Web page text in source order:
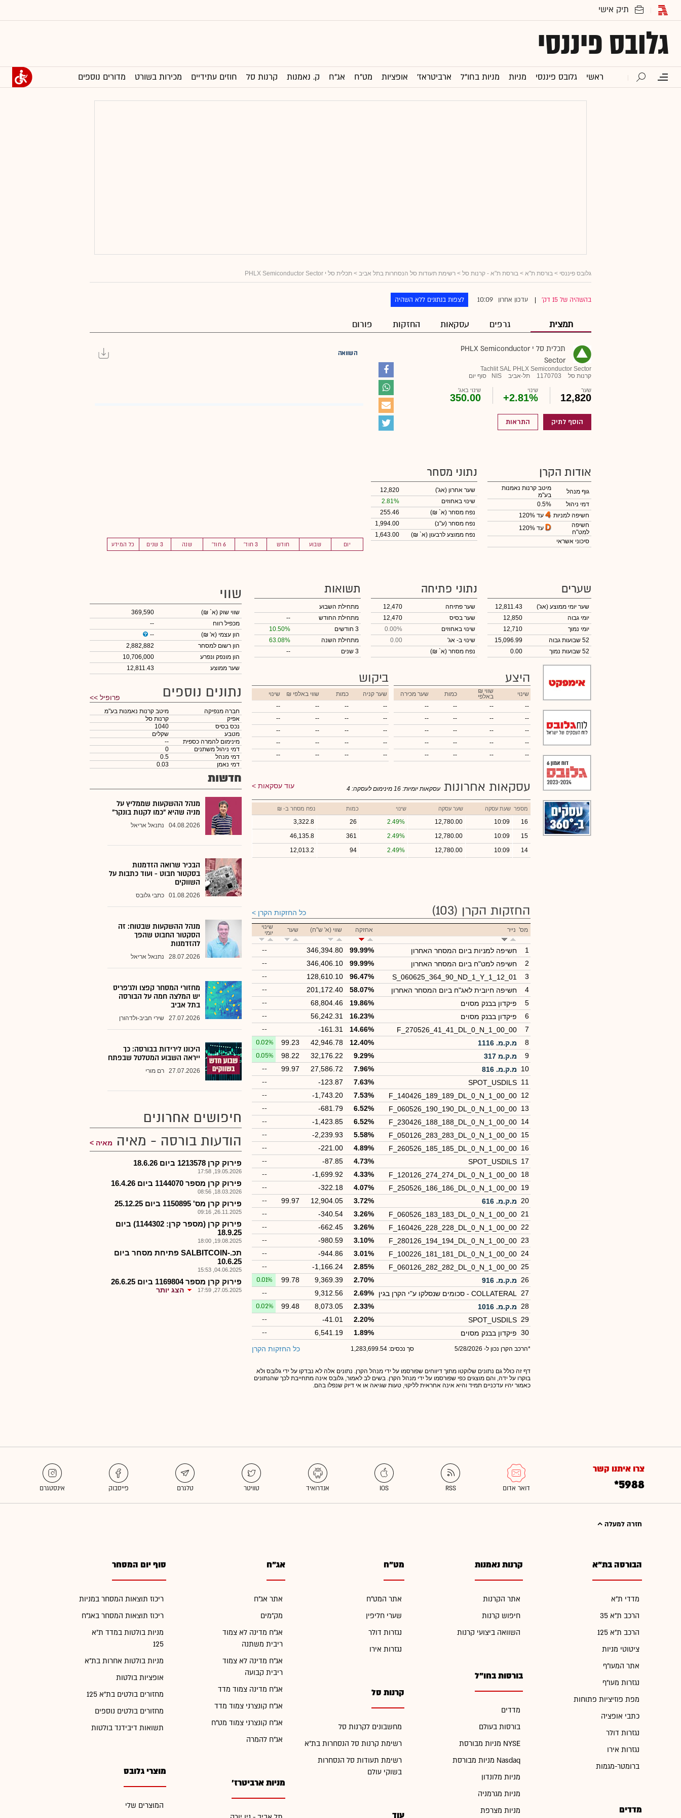
גלובס פיננסי
ראשי גלובס פיננסי מניות מניות בחו"ל ארביטראז' אופציות מט"ח אג"ח ק. נאמנות קרנות סל חוזים עתידיים מכירות בשורט מדורים נוספים
גלובס פיננסי > בורסת ת"א > בורסת ת"א - קרנות סל > רשימת תעודות סל הנסחרות בתל אביב > תכלית סל י PHLX Semiconductor Sector
בהשהיה של 15 דק' עדכון אחרון 10:09 לצפות בנתונים ללא השהיה
תמצית גרפים עסקאות החזקות פורום
תכלית סל י PHLX Semiconductor
Sector
Tachlit SAL PHLX Semiconductor Sector
קרנות סל
1170703 תל-אביב NIS סוף יום
שער
12,820
שינוי
+2.81%
שינוי באג'
350.00
הוסף לתיק התראות
השוואה
יום שבוע חודש 3 חוד' 6 חוד' שנה 3 שנים כל המידע
אודות הקרן
גוף מנהל
מיטב קרנות נאמנות
בע"מ
דמי ניהול
0.5%
חשיפה למניות
עד 120%
חשיפה
למט"ח
עד 120%
סיכוני אשראי
נתוני מסחר
שער אחרון (אג')
12,820
שינוי באחוזים
2.81%
נפח מסחר (א` ₪)
255.46
נפח מסחר (ע"נ)
1,994.00
נפח ממוצע לרבעון (א` ₪)
1,643.00
שערים
שער יומי ממוצע (אג')
12,811.43
יומי גבוה
12,850
יומי נמוך
12,710
52 שבועות גבוה
15,096.99
52 שבועות נמוך
0.00
נתוני פתיחה
שער פתיחה
12,470
שער בסיס
12,470
שינוי באחוזים
0.00%
שינוי ב- אג'
0.00
נפח מסחר (א` ₪)
תשואות
מתחילת השבוע
מתחילת החודש
--
3 חודשים
10.50%
מתחילת השנה
63.08%
3 שנים
--
היצע
שינוי ₪ שווי
באלפי כמות
שער מכירה
--
--
--
--
--
--
--
--
--
--
--
--
--
--
--
--
--
--
--
--
ביקוש
שער קניה כמות ₪ שווי באלפי
שינוי
--
--
--
--
--
--
--
--
--
--
--
--
--
--
--
--
--
--
--
--
עסקאות אחרונות עוד עסקאות עסקאות יומיות: 16 מינימום לעסקה: 4
מספר שעת עסקה שער עסקה שינוי כמות נפח מסחר ב- ₪
16
10:09
12,780.00
2.49%
26
3,322.8
15
10:09
12,780.00
2.49%
361
46,135.8
14
10:09
12,780.00
2.49%
94
12,013.2
החזקות הקרן (103) כל החזקות הקרן
מס' נייר אחזקה שווי (א' ש"ח) שער
שינוי
יומי
1 חשיפה למניות ביום המסחר האחרון 99.99%
346,394.80
--
2
חשיפה למט"ח ביום המסחר האחרון 99.99%
346,406.10
--
3
S_060625_364_90_ND_1_Y_1_12_01
96.47%
128,610.10
--
4
חשיפה חיובית לאג"ח ביום המסחר האחרון 58.07%
201,172.40
--
5
פיקדון בבנק מסוים 19.86%
68,804.46
--
6
פיקדון בבנק מסוים 16.23%
56,242.31
--
7
F_270526_41_41_DL_0_N_1_00_00
14.66%
-161.31
--
8
מ.ק.מ. 1116 12.40%
42,946.78
99.23
0.02%
9
מ.ק.מ 317 9.29%
32,176.22
98.22
0.05%
10
מ.ק.מ. 816 7.96%
27,586.72
99.97
--
11
SPOT_USDILS
7.63%
-123.87
--
12
F_140426_189_189_DL_0_N_1_00_00
7.53%
-1,743.20
--
13
F_060526_190_190_DL_0_N_1_00_00
6.52%
-681.79
--
14
F_230426_188_188_DL_0_N_1_00_00
6.52%
-1,423.85
--
15
F_050126_283_283_DL_0_N_1_00_00
5.58%
-2,239.93
--
16
F_260526_185_185_DL_0_N_1_00_00
4.89%
-221.00
--
17
SPOT_USDILS
4.73%
-87.85
--
18
F_120126_274_274_DL_0_N_1_00_00
4.33%
-1,699.92
--
19
F_250526_186_186_DL_0_N_1_00_00
4.07%
-322.18
--
20
מ.ק.מ. 616 3.72%
12,904.05
99.97
--
21
F_060526_183_183_DL_0_N_1_00_00
3.26%
-340.54
--
22
F_160426_228_228_DL_0_N_1_00_00
3.26%
-662.45
--
23
F_280126_194_194_DL_0_N_1_00_00
3.10%
-980.59
--
24
F_100226_181_181_DL_0_N_1_00_00
3.01%
-944.86
--
25
F_060126_282_282_DL_0_N_1_00_00
2.85%
-1,166.24
--
26
מ.ק.מ. 916 2.70%
9,369.39
99.78
0.01%
27
COLLATERAL - סכומים שנסלקו ע"י הקרן בגין 2.69%
9,312.56
--
28
מ.ק.מ. 1016 2.33%
8,073.05
99.48
0.02%
29
SPOT_USDILS
2.20%
-41.01
--
30 פיקדון בבנק מסוים 1.89%
6,541.19
--
*הרכב הקרן נכון ל- 5/28/2026 סך נכסים: 1,283,699.54 כל החזקות הקרן
דף זה כולל גם נתונים שלוקטו מתוך דיווחים שפורסמו על ידי מנהל הקרן. נתונים אלה לא נבדקו על ידי גלובס ולא
בוקרו על ידה, והם מוצגים כפי שפורסמו על ידי מנהל הקרן. בשים לב לאמור, גלובס אינה מתחייבת לכך שהנתונים
כאמור יהיו עדכניים תמיד והיא אינה אחראית לליקוי, טעות שגיאה או אי דיוק שנפלו בהם.
שווי
שווי שוק (א` ₪)
369,590
מכפיל רווח
--
הון עצמי (א' ₪)
--
הון רשום למסחר
2,882,882
הון מונפק ונפרע
10,706,000
שער ממוצע
12,811.43
נתונים נוספים פרופיל >>
חברה מנפיקה
מיטב קרנות נאמנות בע"מ
אפיק
קרנות סל
נכס בסיס
1040
מטבע
שקלים
מינימום להמרה כספית
--
דמי ניהול משתנים
0
דמי מנהל
0.5
דמי נאמן
0.03
חדשות
מנהל ההשקעות שממליץ על
מניה שהיא "כמו לקנות בונקר"
04.08.2026 נתנאל אריאל
הבכיר שרואה הזדמנות
בסקטור חבוט - ועוד כתבות על
השווקים
01.08.2026 כתבי גלובס
מנהל ההשקעות שבטוח: זה
הסקטור החבוט שהפך
להזדמנות
28.07.2026 נתנאל אריאל
מחזורי המסחר קפצו ולג'פריס
יש המלצה חמה על הבורסה
בתל אביב
27.07.2026 שירי חביב-ולדהורן
היכונו לירידות בבורסה: כך
ייראה השבוע המטלטל שבפתח
27.07.2026 רם מורי
חיפושים אחרונים
הודעות בורסה - מאיה
מאיה
פירוק קרן 1213578 ביום 18.6.26
19.05.2026, 17:58
פירוק קרן מספר 1144070 ביום 16.4.26
18.03.2026, 08:56
פירוק קרן מס' 1150895 ביום 25.12.25
26.11.2025, 09:16
פירוק קרן (מספר קרן: 1144302) ביום
18.9.25
19.08.2025, 18:00
תכ.-SALBITCOIN פתיחת מסחר ביום
10.6.25
04.06.2025, 15:53
פירוק קרן מספר 1169804 ביום 26.6.25
27.05.2025, 17:59 הצג יותר
צרו איתנו קשר
*5988
חזרה למעלה
הבורסה בת"א
מדדי ת"א
הרכב ת"א 35
הרכב ת"א 125
ציטוטי מניות
אתר המעו"ף
נגזרות מעו"ף
מפת פוזיציות פתוחות
כתבי אופציה
נגזרות דולר
נגזרות אירו
ברומטר-מגמות
מדדים
קרנות נאמנות
אתר הקרנות
חיפוש קרנות
השוואה ביצועי קרנות
בורסות בחו"ל
מדדים
בורסות בעולם
מניות מבורסת NYSE
מניות מבורסת Nasdaq
מניות מלונדון
מניות מגרמניה
מניות מצרפת
מט"ח
אתר המט"ח
שערי חליפין
נגזרות דולר
נגזרות אירו
קרנות סל
מחשבונים לקרנות סל
רשימת קרנות סל הנסחרות בת"א
רשימת תעודות סל הנסחרות
בשוקי עולם
עוד
אג"ח
אתר אג"ח
מק"מים
אג"ח מדינה לא צמוד
ריבית משתנה
אג"ח מדינה לא צמוד
ריבית קבועה
אג"ח מדינה צמוד מדד
אג"ח קונצרני צמוד מדד
אג"ח קונצרני צמוד מט"ח
אג"ח להמרה
מניות ארביטרז'
סוף יום המסחר
ריכוז תוצאות המסחר במניות
ריכוז תוצאות המסחר באג"ח
מניות בולטות במדד ת"א
125
מניות בולטות אחרות בת"א
אופציות בולטות
מחזורים בולטים בת"א 125
מחזורים בולטים נוספים
תשואות דיבידנד בולטות
מוצרי גלובס
המוצרים שלי